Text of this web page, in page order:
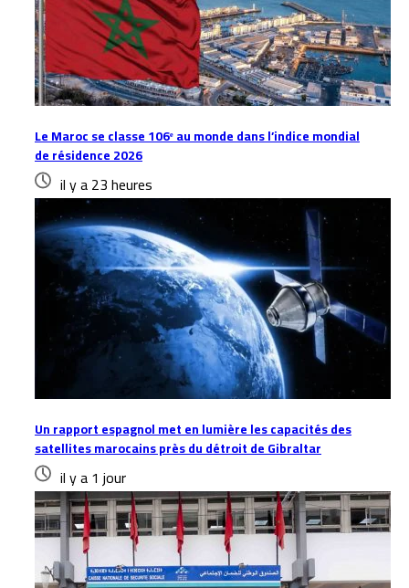
Le Maroc se classe 106ᵉ au monde dans l’indice mondial
de résidence 2026
il y a 23 heures
Un rapport espagnol met en lumière les capacités des
satellites marocains près du détroit de Gibraltar
il y a 1 jour